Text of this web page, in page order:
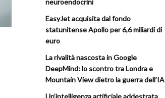
neuroendocrini
EasyJet acquisita dal fondo
statunitense Apollo per 6,6 miliardi di
euro
La rivalità nascosta in Google
DeepMind: lo scontro tra Londra e
Mountain View dietro la guerra dell’IA
Un’intelligenza artificiale addestrata